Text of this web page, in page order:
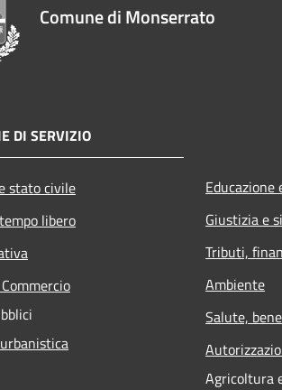
Comune di Monserrato
DI SERVIZIO
stato civile
libero
Educazione
Giustizia e
Tributi,
Ambiente
Salute,
Agricoltura